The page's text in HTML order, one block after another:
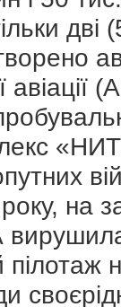
на
пілотаж